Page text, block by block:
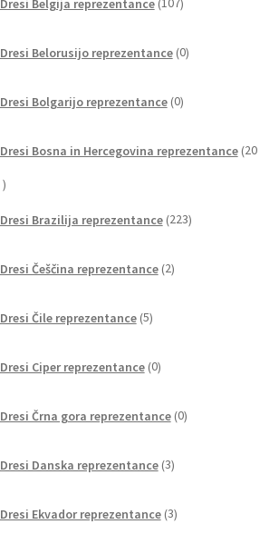
Dresi Belgija reprezentance 107izdelkov
Dresi Belorusijo reprezentance 0izdelkov
Dresi Bolgarijo reprezentance 0izdelkov
Dresi Bosna in Hercegovina reprezentance 20
20
Dresi Brazilija reprezentance 223izdelkov
Dresi Češčina reprezentance 2izdelka
Dresi Čile reprezentance 5izdelkov
Dresi Ciper reprezentance 0izdelkov
Dresi Črna gora reprezentance 0izdelkov
Dresi Danska reprezentance 3izdelki
Dresi Ekvador reprezentance 3izdelki